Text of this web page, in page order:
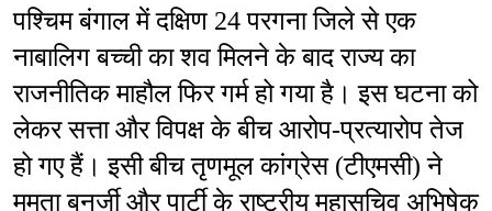
पश्चिम बंगाल में दक्षिण 24 परगना जिले से एक
नाबालिग बच्ची का शव मिलने के बाद राज्य का
राजनीतिक माहौल फिर गर्म हो गया है। इस घटना को
लेकर सत्ता और विपक्ष के बीच आरोप-प्रत्यारोप तेज
हो गए हैं। इसी बीच तृणमूल कांग्रेस (टीएमसी) ने
ममता बनर्जी और पार्टी के राष्ट्रीय महासचिव अभिषेक